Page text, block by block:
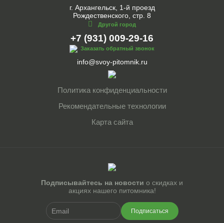
г. Архангельск, 1-й проезд
Рождественского, стр. 8
Другой город
+7 (931) 009-29-16
Заказать обратный звонок
info@svoy-pitomnik.ru
Политика конфиденциальности
Рекомендательные технологии
Карта сайта
Подписывайтесь на новости о скидках и
акциях нашего питомника!
Подписаться